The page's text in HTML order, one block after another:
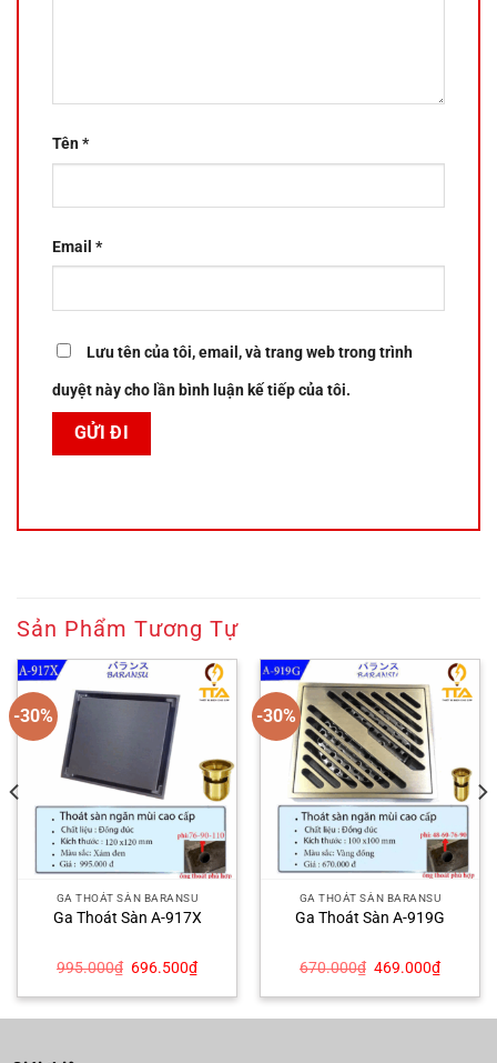
Tên*
Email *
Lưu tên của tôi, email, và trang web trong trình
duyệt này cho lần bình luận kế tiếp của tôi.
Sản Phẩm Tương Tự
-30%
GA THOÁT SÀN BARANSU
Ga Thoát Sàn A-917X
995.000₫ Giá
là:
696.500₫Giá
hiện
tại
696.500₫.
-30%
GA THOÁT SÀN BARANSU
Ga Thoát Sàn A-919G
670.000₫ Giá
là:
469.000₫Giá
hiện
tại